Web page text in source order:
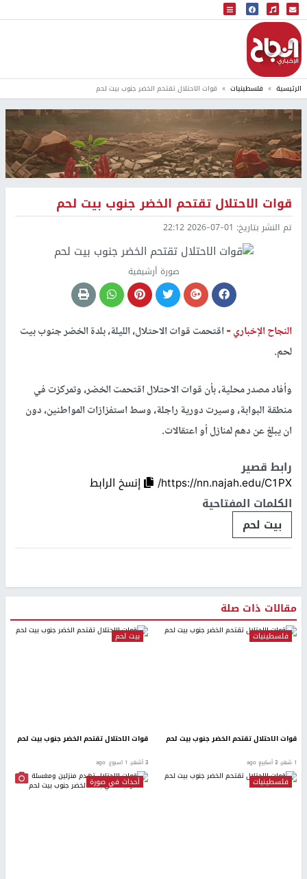
البث المباشرإذاعة النجاح
الرئيسية فلسطينيات قوات الاحتلال تقتحم الخضر جنوب بيت لحم
قوات الاحتلال تقتحم الخضر جنوب بيت لحم
تم النشر بتاريخ: 2026-07-01 22:12
صورة أرشيفية
النجاح الإخباري -اقتحمت قوات الاحتلال، الليلة، بلدة الخضر جنوب بيت
لحم.
وأفاد مصدر محلية، بأن قوات الاحتلال اقتحمت الخضر، وتمركزت في
منطقة البوابة، وسيرت دورية راجلة، وسط استفزازات المواطنين، دون
ان يبلغ عن دهم لمنازل أو اعتقالات.
رابط قصير
https://nn.najah.edu/C1PX/
إنسخ الرابط
الكلمات المفتاحية
بيت لحم
مقالات ذات صلة
فلسطينيات
قوات الاحتلال تقتحم الخضر جنوب بيت لحم
1 شهر، 3 أسابيع ago
بيت لحم
قوات الاحتلال تقتحم الخضر جنوب بيت لحم
3 أشهر، 1 اسبوع. ago
فلسطينيات أحداث في صورة